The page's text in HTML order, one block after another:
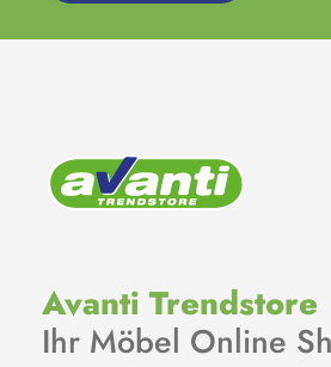
Avanti Trendstore
Ihr Möbel Online